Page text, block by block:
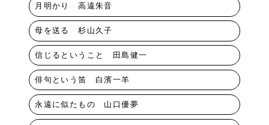
月明かり 高遠朱音
母を送る 杉山久子
信じるということ 田島健一
俳句という笛 白濱一羊
永遠に似たもの 山口優夢